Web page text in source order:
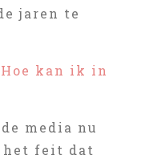
jaren te
kan ik in
media nu
feit dat